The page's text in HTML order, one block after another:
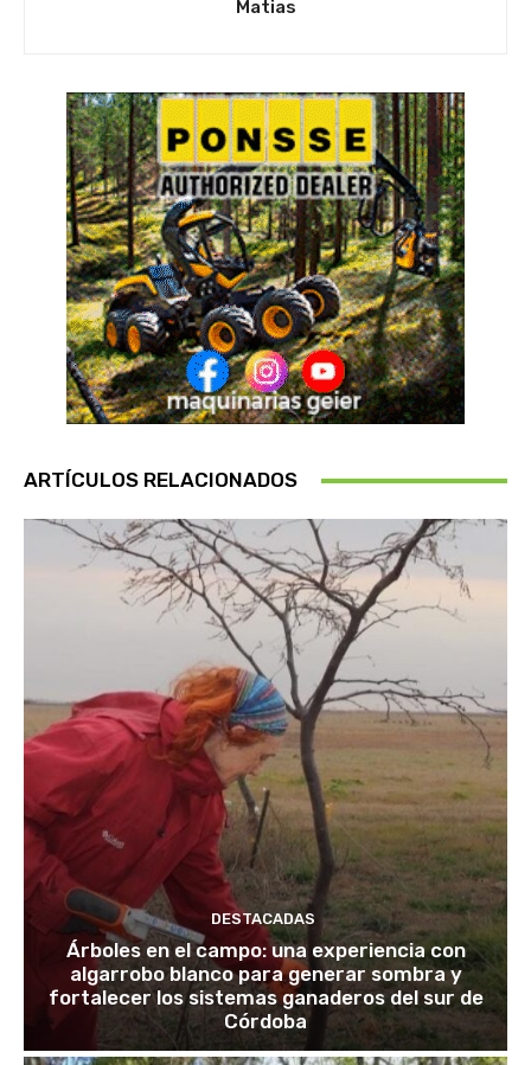
Matias
ARTÍCULOS RELACIONADOS
DESTACADAS
Árboles en el campo: una experiencia con
algarrobo blanco para generar sombra y
fortalecer los sistemas ganaderos del sur de
Córdoba